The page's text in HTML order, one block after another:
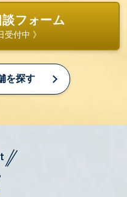
フォーム
受付中 》
を探す